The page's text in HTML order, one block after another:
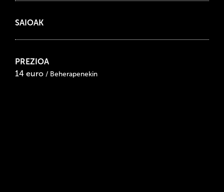
SAIOAK
PREZIOA
14 euro / Beherapenekin